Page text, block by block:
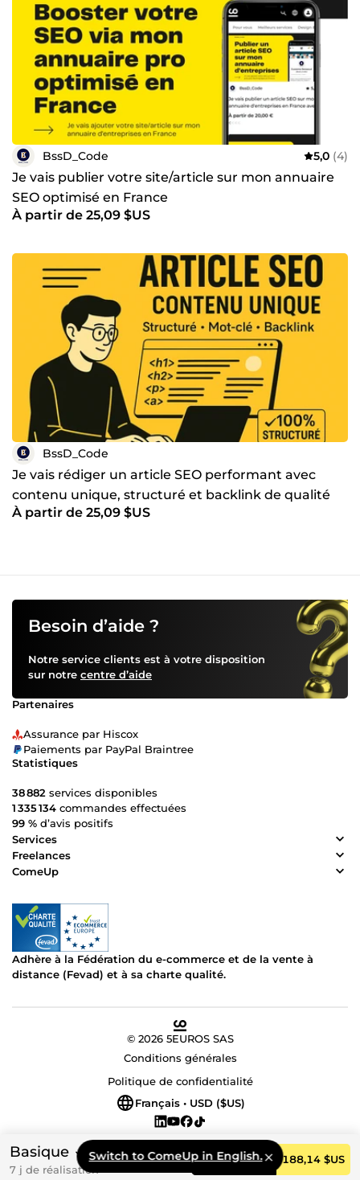
Basique
7 j de réalisation
Commander 188,14 $US
BssD_Code 5,0 (4)
Je vais publier votre site/article sur mon annuaire
SEO optimisé en France
À partir de 25,09 $US
BssD_Code
Je vais rédiger un article SEO performant avec
contenu unique, structuré et backlink de qualité
À partir de 25,09 $US
Switch to ComeUp in English.
Besoin d’aide ?
Notre service clients est à votre disposition
sur notre centre d’aide
Partenaires
Assurance par Hiscox
Paiements par PayPal Braintree
Statistiques
38 882 services disponibles
1 335 134 commandes effectuées
99 % d’avis positifs
Services
Freelances
ComeUp
Adhère à la Fédération du e-commerce et de la vente à
distance (Fevad) et à sa charte qualité.
© 2026 5EUROS SAS
Conditions générales
Politique de confidentialité
Français • USD ($US)